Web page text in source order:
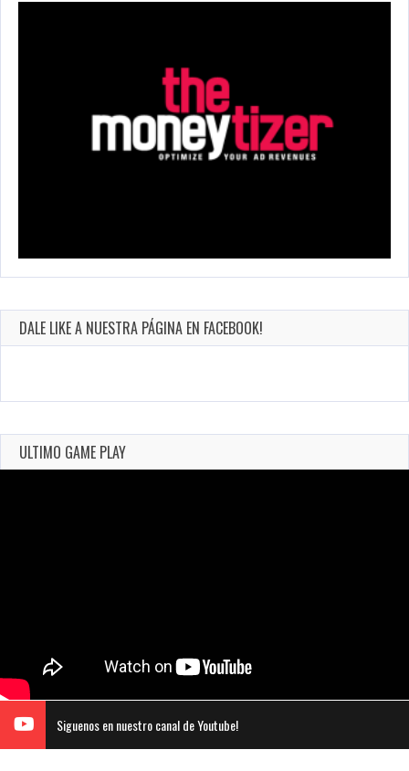
DALE LIKE A NUESTRA PÁGINA EN FACEBOOK!
ULTIMO GAME PLAY
Siguenos en nuestro canal de Youtube!